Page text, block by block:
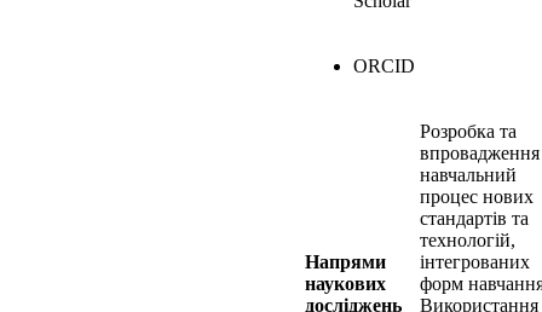
ORCID
Напрями
наукових
досліджень
Розробка та
навчальний
процес нових
стандартів та
технологій,
інтегрованих
форм
Використання